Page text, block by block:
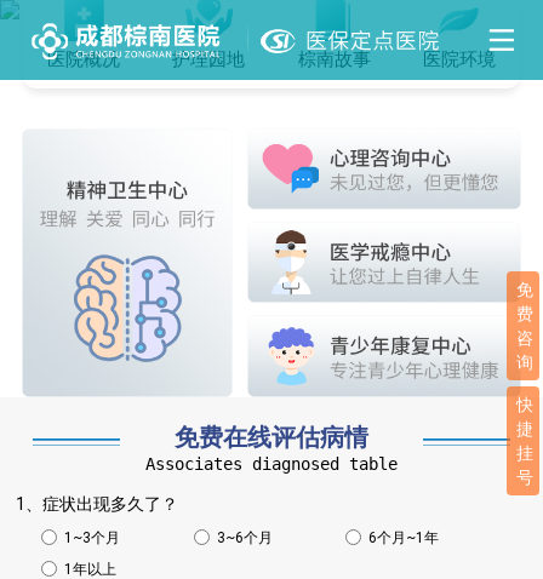
医院概况 护理园地 棕南故事 医院环境
免费在线评估病情
Associates diagnosed table
1、症状出现多久了？
1~3个月 3~6个月
6个月~1年
1年以上
免
费
咨
询
快
捷
挂
号